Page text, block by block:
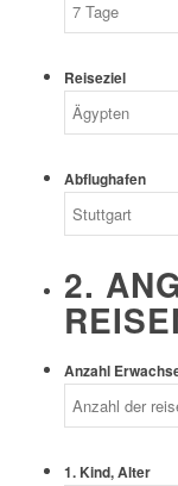
Reiseziel
Abflughafen
2.
Anzahl
1. Kind, Alter